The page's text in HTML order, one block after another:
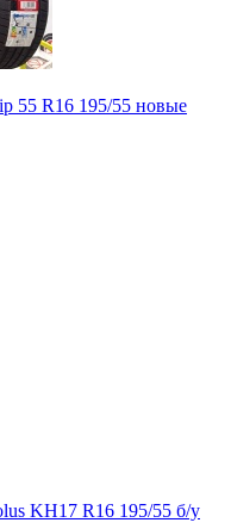
55 R16 195/55 новые
KH17 R16 195/55 б/у